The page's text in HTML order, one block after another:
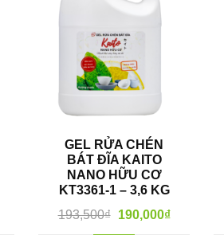
GEL RỬA CHÉN
BÁT ĐĨA KAITO
NANO HỮU CƠ
KT3361-1 – 3,6 KG
193,500₫ 190,000₫